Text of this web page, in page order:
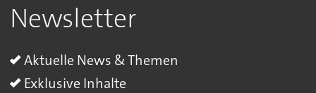
Newsletter
Aktuelle News & Themen
Exklusive Inhalte